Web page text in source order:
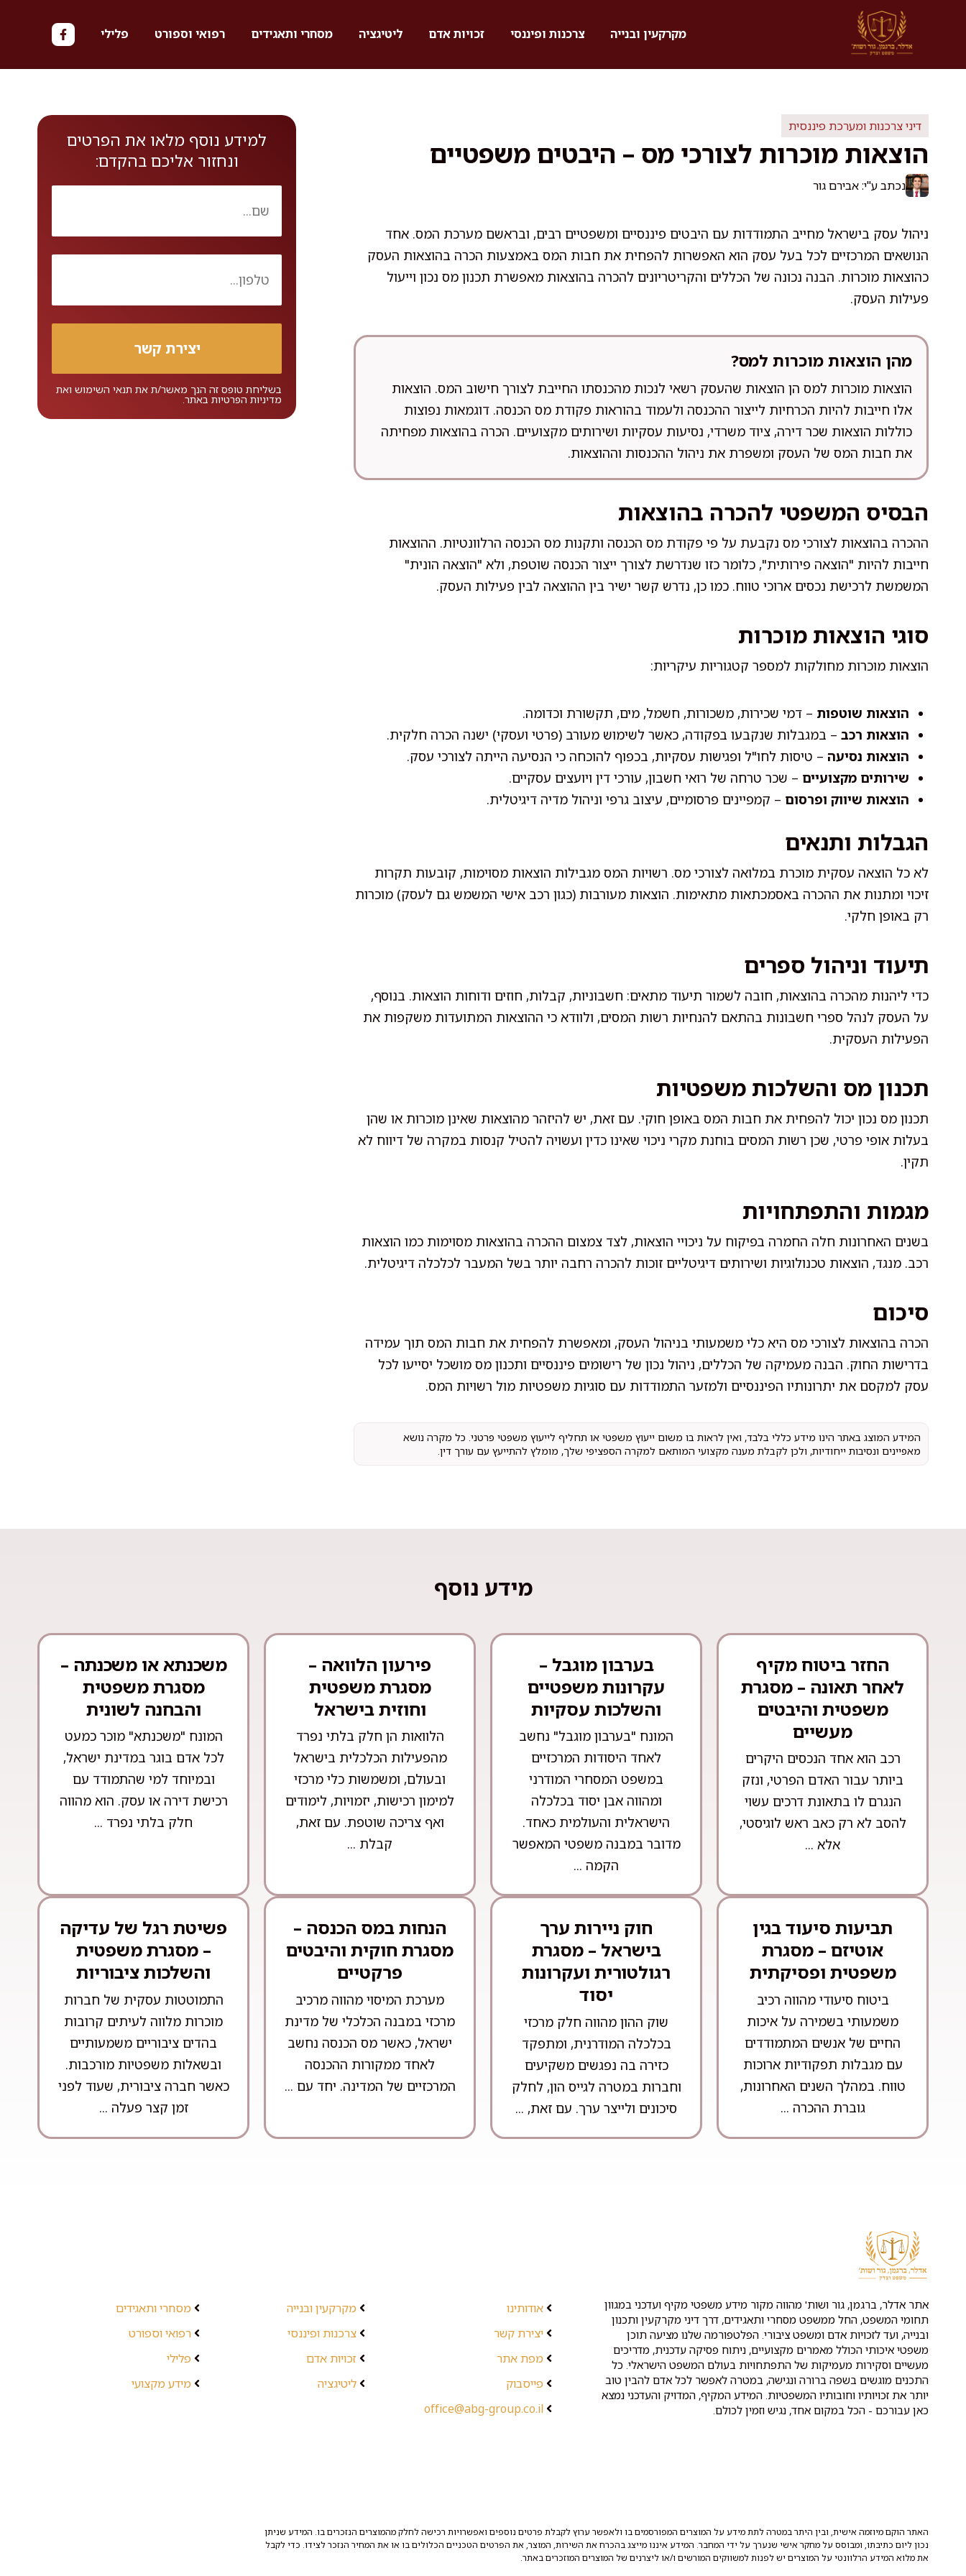
מקרקעין ובנייה צרכנות ופיננסי זכויות אדם ליטיגציה מסחרי ותאגידים רפואי וספורט פלילי
דיני צרכנות ומערכת פיננסית
הוצאות מוכרות לצורכי מס – היבטים משפטיים
נכתב ע"י: אבירם גור
ניהול עסק בישראל מחייב התמודדות עם היבטים פיננסיים ומשפטיים רבים, ובראשם מערכת המס. אחד
הנושאים המרכזיים לכל בעל עסק הוא האפשרות להפחית את חבות המס באמצעות הכרה בהוצאות העסק
כהוצאות מוכרות. הבנה נכונה של הכללים והקריטריונים להכרה בהוצאות מאפשרת תכנון מס נכון וייעול
פעילות העסק.
מהן הוצאות מוכרות למס?
הוצאות מוכרות למס הן הוצאות שהעסק רשאי לנכות מהכנסתו החייבת לצורך חישוב המס. הוצאות
אלו חייבות להיות הכרחיות לייצור ההכנסה ולעמוד בהוראות פקודת מס הכנסה. דוגמאות נפוצות
כוללות הוצאות שכר דירה, ציוד משרדי, נסיעות עסקיות ושירותים מקצועיים. הכרה בהוצאות מפחיתה
את חבות המס של העסק ומשפרת את ניהול ההכנסות וההוצאות.
הבסיס המשפטי להכרה בהוצאות
ההכרה בהוצאות לצורכי מס נקבעת על פי פקודת מס הכנסה ותקנות מס הכנסה הרלוונטיות. ההוצאות
חייבות להיות "הוצאה פירותית", כלומר כזו שנדרשת לצורך ייצור הכנסה שוטפת, ולא "הוצאה הונית"
המשמשת לרכישת נכסים ארוכי טווח. כמו כן, נדרש קשר ישיר בין ההוצאה לבין פעילות העסק.
סוגי הוצאות מוכרות
הוצאות מוכרות מחולקות למספר קטגוריות עיקריות:
הוצאות שוטפות – דמי שכירות, משכורות, חשמל, מים, תקשורת וכדומה.
הוצאות רכב – במגבלות שנקבעו בפקודה, כאשר לשימוש מעורב (פרטי ועסקי) ישנה הכרה חלקית.
הוצאות נסיעה – טיסות לחו"ל ופגישות עסקיות, בכפוף להוכחה כי הנסיעה הייתה לצורכי עסק.
שירותים מקצועיים – שכר טרחה של רואי חשבון, עורכי דין ויועצים עסקיים.
הוצאות שיווק ופרסום – קמפיינים פרסומיים, עיצוב גרפי וניהול מדיה דיגיטלית.
הגבלות ותנאים
לא כל הוצאה עסקית מוכרת במלואה לצורכי מס. רשויות המס מגבילות הוצאות מסוימות, קובעות תקרות
זיכוי ומתנות את ההכרה באסמכתאות מתאימות. הוצאות מעורבות (כגון רכב אישי המשמש גם לעסק) מוכרות
רק באופן חלקי.
תיעוד וניהול ספרים
כדי ליהנות מהכרה בהוצאות, חובה לשמור תיעוד מתאים: חשבוניות, קבלות, חוזים ודוחות הוצאות. בנוסף,
על העסק לנהל ספרי חשבונות בהתאם להנחיות רשות המסים, ולוודא כי ההוצאות המתועדות משקפות את
הפעילות העסקית.
תכנון מס והשלכות משפטיות
תכנון מס נכון יכול להפחית את חבות המס באופן חוקי. עם זאת, יש להיזהר מהוצאות שאינן מוכרות או שהן
בעלות אופי פרטי, שכן רשות המסים בוחנת מקרי ניכוי שאינו כדין ועשויה להטיל קנסות במקרה של דיווח לא
תקין.
מגמות והתפתחויות
בשנים האחרונות חלה החמרה בפיקוח על ניכויי הוצאות, לצד צמצום ההכרה בהוצאות מסוימות כמו הוצאות
רכב. מנגד, הוצאות טכנולוגיות ושירותים דיגיטליים זוכות להכרה רחבה יותר בשל המעבר לכלכלה דיגיטלית.
סיכום
הכרה בהוצאות לצורכי מס היא כלי משמעותי בניהול העסק, ומאפשרת להפחית את חבות המס תוך עמידה
בדרישות החוק. הבנה מעמיקה של הכללים, ניהול נכון של רישומים פיננסיים ותכנון מס מושכל יסייעו לכל
עסק למקסם את יתרונותיו הפיננסיים ולמזער התמודדות עם סוגיות משפטיות מול רשויות המס.
המידע המוצג באתר הינו מידע כללי בלבד, ואין לראות בו משום ייעוץ משפטי או תחליף לייעוץ משפטי פרטני. כל מקרה נושא
מאפיינים ונסיבות ייחודיות, ולכן לקבלת מענה מקצועי המותאם למקרה הספציפי שלך, מומלץ להתייעץ עם עורך דין.
למידע נוסף מלאו את הפרטים
ונחזור אליכם בהקדם:
בשליחת טופס זה הנך מאשר/ת את תנאי השימושואת
מדיניות הפרטיותבאתר.
מידע נוסף
החזר ביטוח מקיף
לאחר תאונה – מסגרת
משפטית והיבטים
מעשיים
רכב הוא אחד הנכסים היקרים
ביותר עבור האדם הפרטי, ונזק
הנגרם לו בתאונת דרכים עשוי
להסב לא רק כאב ראש לוגיסטי,
אלא ...
בערבון מוגבל –
עקרונות משפטיים
והשלכות עסקיות
המונח "בערבון מוגבל" נחשב
לאחד היסודות המרכזיים
במשפט המסחרי המודרני
ומהווה אבן יסוד בכלכלה
הישראלית והעולמית כאחד.
מדובר במבנה משפטי המאפשר
הקמה ...
פירעון הלוואה –
מסגרת משפטית
וחוזית בישראל
הלוואות הן חלק בלתי נפרד
מהפעילות הכלכלית בישראל
ובעולם, ומשמשות כלי מרכזי
למימון רכישות, יזמויות, לימודים
ואף צריכה שוטפת. עם זאת,
קבלת ...
משכנתא או משכנתה –
מסגרת משפטית
והבחנה לשונית
המונח "משכנתא" מוכר כמעט
לכל אדם בוגר במדינת ישראל,
ובמיוחד למי שהתמודד עם
רכישת דירה או עסק. הוא מהווה
חלק בלתי נפרד ...
תביעות סיעוד בגין
אוטיזם – מסגרת
משפטית ופסיקתית
ביטוח סיעודי מהווה רכיב
משמעותי בשמירה על איכות
החיים של אנשים המתמודדים
עם מגבלות תפקודיות ארוכות
טווח. במהלך השנים האחרונות,
גוברת ההכרה ...
חוק ניירות ערך
בישראל – מסגרת
רגולטורית ועקרונות
יסוד
שוק ההון מהווה חלק מרכזי
בכלכלה המודרנית, ומתפקד
כזירה בה נפגשים משקיעים
וחברות במטרה לגייס הון, לחלק
סיכונים ולייצר ערך. עם זאת, ...
הנחות במס הכנסה –
מסגרת חוקית והיבטים
פרקטיים
מערכת המיסוי מהווה מרכיב
מרכזי במבנה הכלכלי של מדינת
ישראל, כאשר מס הכנסה נחשב
לאחד ממקורות ההכנסה
המרכזיים של המדינה. יחד עם ...
פשיטת רגל של עדיקה
– מסגרת משפטית
והשלכות ציבוריות
התמוטטות עסקית של חברות
מוכרות מלווה לעיתים קרובות
בהדים ציבוריים משמעותיים
ובשאלות משפטיות מורכבות.
כאשר חברה ציבורית, שעוד לפני
זמן קצר פעלה ...
אתר אדלר, ברגמן, גור ושות' מהווה מקור מידע משפטי מקיף ועדכני במגוון
תחומי המשפט, החל ממשפט מסחרי ותאגידים, דרך דיני מקרקעין ותכנון
ובנייה, ועד לזכויות אדם ומשפט ציבורי. הפלטפורמה שלנו מציעה תוכן
משפטי איכותי הכולל מאמרים מקצועיים, ניתוח פסיקה עדכנית, מדריכים
מעשיים וסקירות מעמיקות של התפתחויות בעולם המשפט הישראלי. כל
התכנים מוגשים בשפה ברורה ונגישה, במטרה לאפשר לכל אדם להבין טוב
יותר את זכויותיו וחובותיו המשפטיות. המידע המקיף, המדויק והעדכני נמצא
כאן עבורכם - הכל במקום אחד, נגיש וזמין לכולם.
אודותינו
יצירת קשר
מפת אתר
פייסבוק
office@abg-group.co.il
מקרקעין ובנייה
צרכנות ופיננסי
זכויות אדם
ליטיגציה
מסחרי ותאגידים
רפואי וספורט
פלילי
מידע מקצועי
האתר הוקם מיוזמה אישית, ובין היתר במטרה לתת מידע על המוצרים המפורסמים בו ולאפשר ערוץ לקבלת פרטים נוספים ואפשרויות רכישה לחלק מהמוצרים הנזכרים בו. המידע שניתן
נכון ליום כתיבתו, ומבוסס על מחקר אישי שנערך על ידי המחבר. המידע איננו מייצג בהכרח את השירות, המוצר, את הפרטים הטכניים הכלולים בו או את המחיר הנזכר לצידו. כדי לקבל
את מלוא המידע הרלוונטי על המוצרים יש לפנות למשווקים המורשים ו/או ליצרנים של המוצרים המוזכרים באתר.